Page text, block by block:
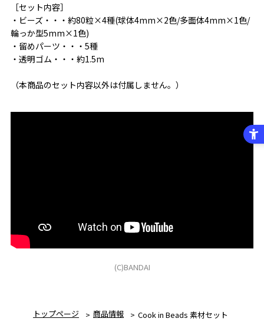
［セット内容］
・ビーズ・・・約80粒×4種(球体4mm×2色/多面体4mm×1色/
輪っか型5mm×1色)
・留めパーツ・・・5種
・透明ゴム・・・約1.5m
（本商品のセット内容以外は付属しません。）
(C)BANDAI
トップページ 商品情報 Cook in Beads 素材セット